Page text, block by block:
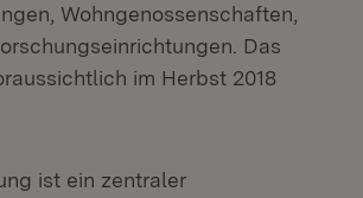
Wohngenossenschaften,
Das
im Herbst 2018
ist ein zentraler